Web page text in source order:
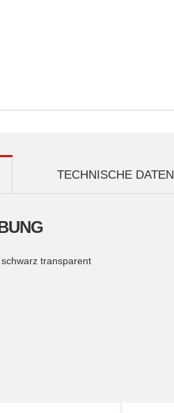
TECHNISCHE DATEN
transparent